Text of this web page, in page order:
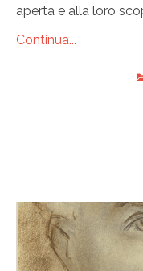
aperta e alla loro
Continua...